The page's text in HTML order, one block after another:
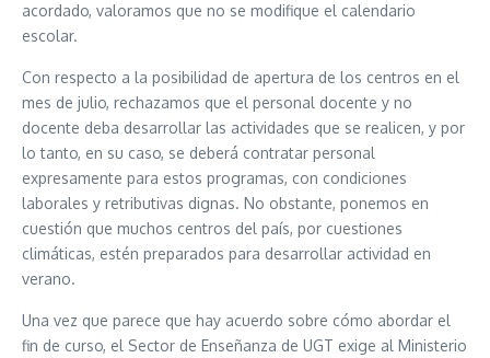
acordado, valoramos que no se modifique el calendario
escolar.
Con respecto a la posibilidad de apertura de los centros en el
mes de julio, rechazamos que el personal docente y no
docente deba desarrollar las actividades que se realicen, y por
lo tanto, en su caso, se deberá contratar personal
expresamente para estos programas, con condiciones
laborales y retributivas dignas. No obstante, ponemos en
cuestión que muchos centros del país, por cuestiones
climáticas, estén preparados para desarrollar actividad en
verano.
Una vez que parece que hay acuerdo sobre cómo abordar el
fin de curso, el Sector de Enseñanza de UGT exige al Ministerio